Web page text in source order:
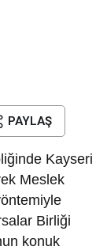
PAYLAŞ
Kayseri
Meslek
Birliği
konuk